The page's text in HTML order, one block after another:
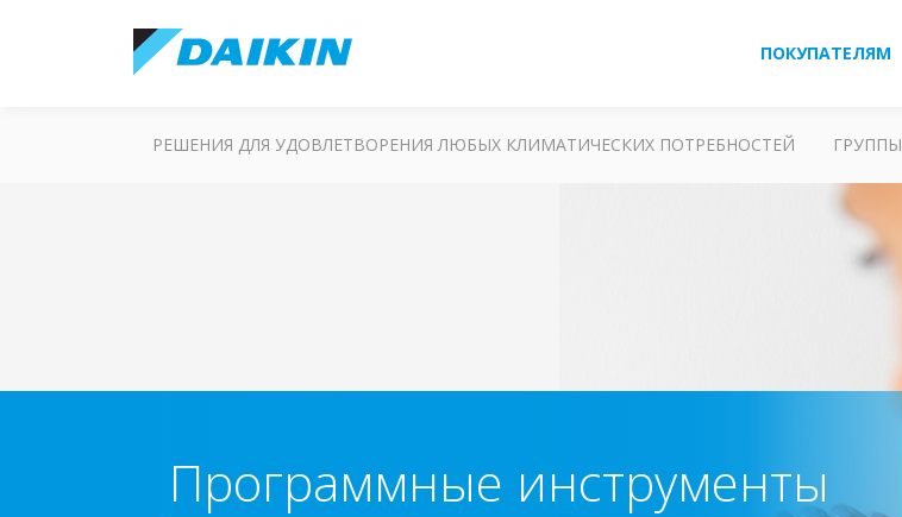
ПОКУПАТЕЛЯМ
РЕШЕНИЯ ДЛЯ УДОВЛЕТВОРЕНИЯ ЛЮБЫХ КЛИМАТИЧЕСКИХ ПОТРЕБНОСТЕЙ
Программные инструменты